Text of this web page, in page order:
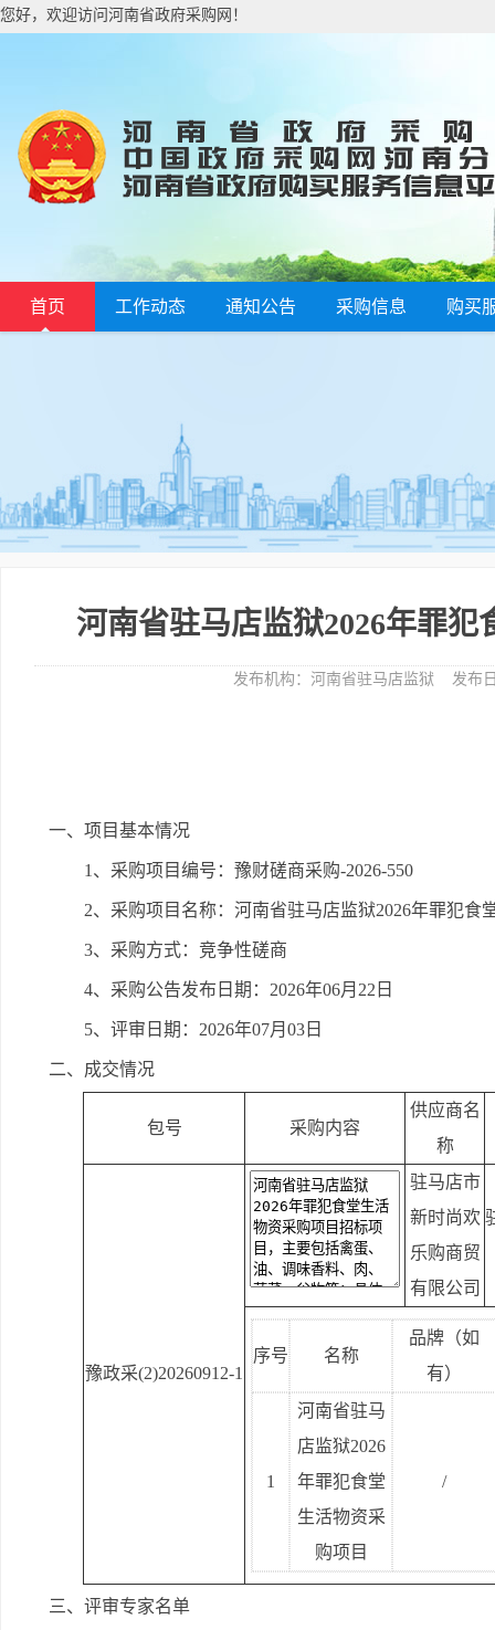
您好，欢迎访问河南省政府采购网！
首页 工作动态 通知公告 采购信息 购买
河南省驻马店监狱2026年罪
发布机构： 河南省驻马店监狱 发布
一、项目基本情况
1、采购项目编号：豫财磋商采购-2026-550
2、采购项目名称：河南省驻马店监狱2026年罪犯食
3、采购方式：竞争性磋商
4、采购公告发布日期：2026年06月22日
5、评审日期：2026年07月03日
二、成交情况
包号 采购内容
供应商名
称
豫政采(2)20260912-1
驻马店市
新时尚欢
乐购商贸
有限公司
序号 名称
品牌（如
有）
1
河南省驻马
店监狱2026
年罪犯食堂
生活物资采
购项目
/
三、评审专家名单